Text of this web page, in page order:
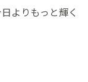
よりもっと輝く